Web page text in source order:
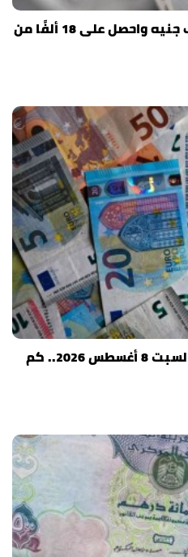
فرصة ذهبية.. أودع 100 ألف جنيه واحصل على 18 ألفًا من
سعر اليورو في مصر اليوم السبت 8 أغسطس 2026.. كم